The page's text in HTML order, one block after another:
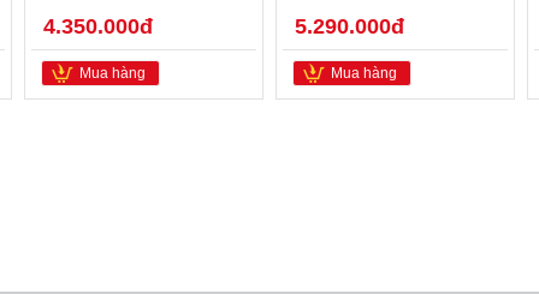
4.350.000đ
Mua hàng
5.290.000đ
Mua hàng